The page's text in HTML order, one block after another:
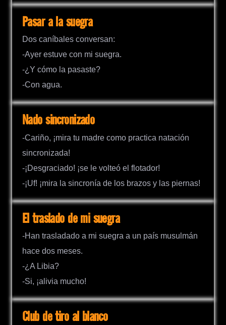
Pasar a la suegra
Dos caníbales conversan:
-Ayer estuve con mi suegra.
-¿Y cómo la pasaste?
-Con agua.
Nado sincronizado
-Cariño, ¡mira tu madre como practica natación
sincronizada!
-¡Desgraciado! ¡se le volteó el flotador!
-¡Uf! ¡mira la sincronía de los brazos y las piernas!
El traslado de mi suegra
-Han trasladado a mi suegra a un país musulmán
hace dos meses.
-¿A Libia?
-Si, ¡alivia mucho!
Club de tiro al blanco